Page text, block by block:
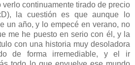
continuamente tirado de precio
la cuestión es que aunque lo
un año, y lo empecé en verano, no
me he puesto en serio con él, y la
con una historia muy desoladora
de forma irremediable, y el ir